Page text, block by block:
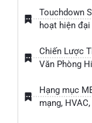
Touchdown
hoạt hiện đại
Chiến Lược
Văn Phòng
Hạng mục
mạng, HVAC,